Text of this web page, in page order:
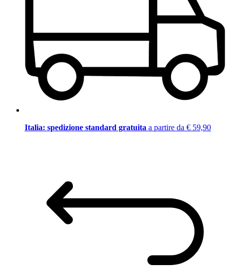
Italia: spedizione standard gratuita a partire da € 59,90